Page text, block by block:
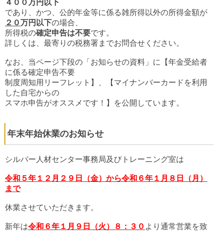
４００万円以下
であり、かつ、公的年金等に係る雑所得以外の所得金額が
２０万円以下の場合、
所得税の確定申告は不要です。
詳しくは、最寄りの税務署までお問合せください。
なお、当ページ下段の「お知らせの資料」に【年金受給者
に係る確定申告不要
制度周知用リーフレット】 、【 マイナンバーカードを利用
した自宅からの
ス マホ申告がオススメです！】 を公開しています。
年末年始休業のお知らせ
シルバー人材センター事務局及びトレーニング室は
令和５年１２月２９日（金）から令和６年１月８日（月）
まで
休業させていただきます。
新年は令和６年１月９日（火）８：３０ より通常営業を致